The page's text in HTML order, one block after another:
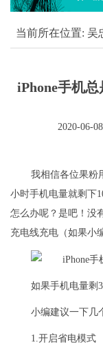
当前所在位置: 吴
iPhone手机
2020-06-
我相信各位果粉
小时手机电量就剩下
怎么办呢？是吧！没
充电线充电（如果小
如果手机电量剩
小编建议一下几
1.开启省电模式